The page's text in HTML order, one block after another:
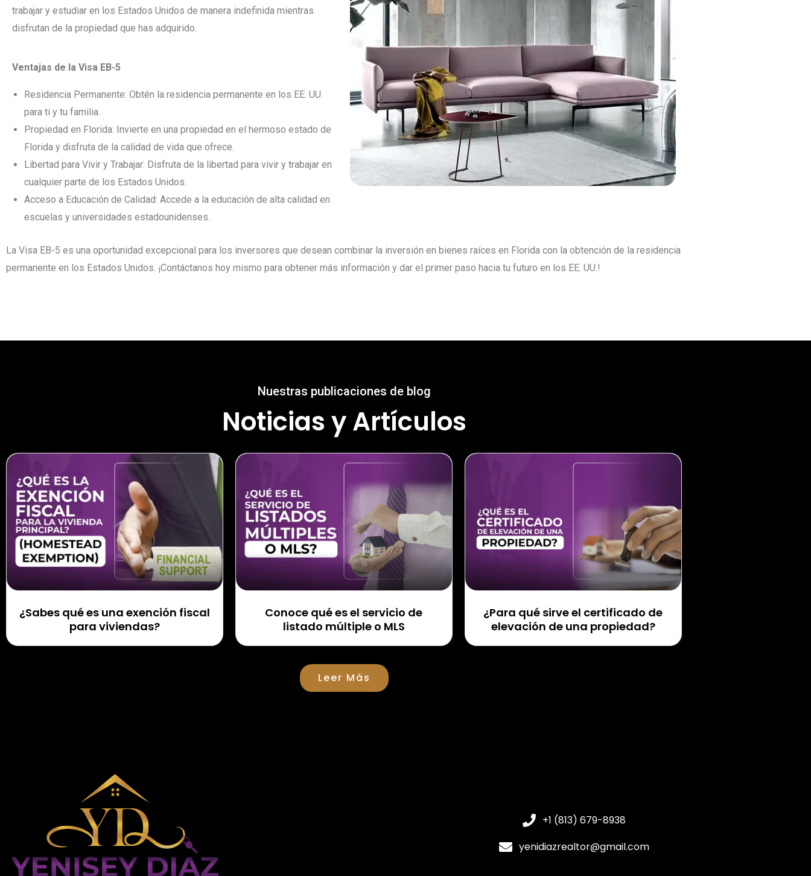
trabajar y estudiar en los Estados Unidos de manera indefinida mientras
disfrutan de la propiedad que has adquirido.
Ventajas de la Visa EB-5
Residencia Permanente: Obtén la residencia permanente en los EE. UU.
para ti y tu familia.
Propiedad en Florida: Invierte en una propiedad en el hermoso estado de
Florida y disfruta de la calidad de vida que ofrece.
Libertad para Vivir y Trabajar: Disfruta de la libertad para vivir y trabajar en
cualquier parte de los Estados Unidos.
Acceso a Educación de Calidad: Accede a la educación de alta calidad en
escuelas y universidades estadounidenses.
La Visa EB-5 es una oportunidad excepcional para los inversores que desean combinar la inversión en bienes raíces en Florida con la obtención de la residencia
permanente en los Estados Unidos. ¡Contáctanos hoy mismo para obtener más información y dar el primer paso hacia tu futuro en los EE. UU.!
Nuestras publicaciones de blog
Noticias y Artículos
¿Sabes qué es una exención fiscal
para viviendas?
Conoce qué es el servicio de
listado múltiple o MLS
¿Para qué sirve el certificado de
elevación de una propiedad?
Leer Más
+1 (813) 679-8938
yenidiazrealtor@gmail.com